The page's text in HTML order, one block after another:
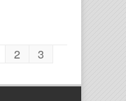
2 3